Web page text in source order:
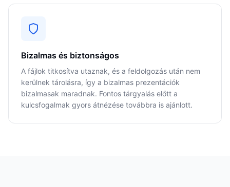
Bizalmas és biztonságos
A fájlok titkosítva utaznak, és a feldolgozás után nem
kerülnek tárolásra, így a bizalmas prezentációk
bizalmasak maradnak. Fontos tárgyalás előtt a
kulcsfogalmak gyors átnézése továbbra is ajánlott.